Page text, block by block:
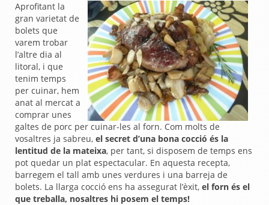
Aprofitant la
gran varietat de
bolets que
varem trobar
l’altre dia al
litoral, i que
tenim temps
per cuinar, hem
anat al mercat a
comprar unes
galtes de porc per cuinar-les al forn. Com molts de
vosaltres ja sabreu, el secret d’una bona cocció és la
lentitud de la mateixa, per tant, si disposem de temps ens
pot quedar un plat espectacular. En aquesta recepta,
barregem el tall amb unes verdures i una barreja de
bolets. La llarga cocció ens ha assegurat l’èxit, el forn és el
que treballa, nosaltres hi posem el temps!